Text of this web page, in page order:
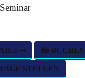
➞ BUCHEN
STELLEN